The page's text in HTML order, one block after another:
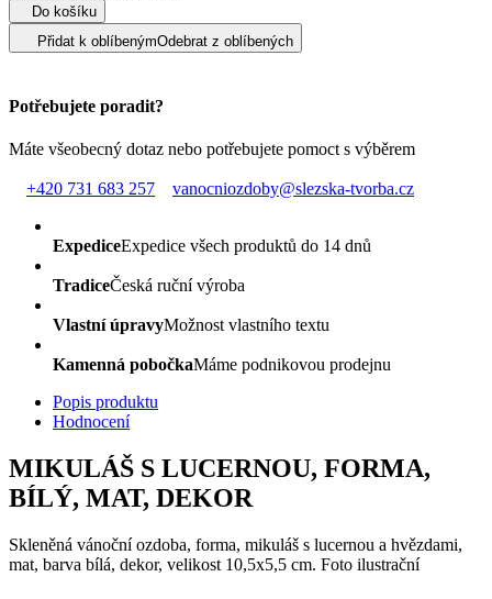
Do košíku
Přidat k oblíbenýmOdebrat z oblíbených
Potřebujete poradit?
Máte všeobecný dotaz nebo potřebujete pomoct s výběrem
+420 731 683 257 vanocniozdoby@slezska-tvorba.cz
ExpediceExpedice všech produktů do 14 dnů
TradiceČeská ruční výroba
Vlastní úpravyMožnost vlastního textu
Kamenná pobočkaMáme podnikovou prodejnu
Popis produktu
Hodnocení
MIKULÁŠ S LUCERNOU, FORMA,
BÍLÝ, MAT, DEKOR
Skleněná vánoční ozdoba, forma, mikuláš s lucernou a hvězdami,
mat, barva bílá, dekor, velikost 10,5x5,5 cm. Foto ilustrační